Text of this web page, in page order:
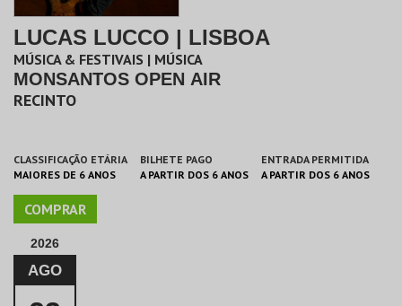
LUCAS LUCCO | LISBOA
MÚSICA & FESTIVAIS | MÚSICA
MONSANTOS OPEN AIR
RECINTO
CLASSIFICAÇÃO ETÁRIA
MAIORES DE 6 ANOS
BILHETE PAGO
A PARTIR DOS 6 ANOS
ENTRADA PERMITIDA
A PARTIR DOS 6 ANOS
COMPRAR
2026
AGO